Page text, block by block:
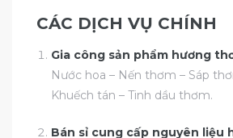
CÁC DỊCH VỤ CHÍNH
Gia công sản phẩm hương
Nước hoa – Nến thơm – Sáp
Khuếch tán – Tinh dầu thơm.
Bán sỉ cung cấp nguyên liệu